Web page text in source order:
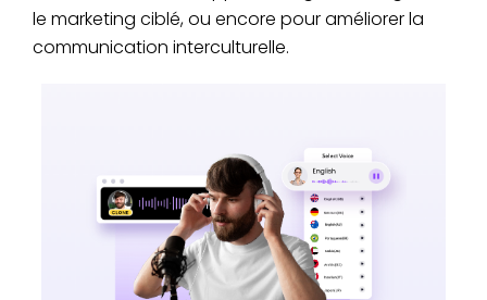
le marketing ciblé, ou encore pour améliorer la
communication interculturelle.